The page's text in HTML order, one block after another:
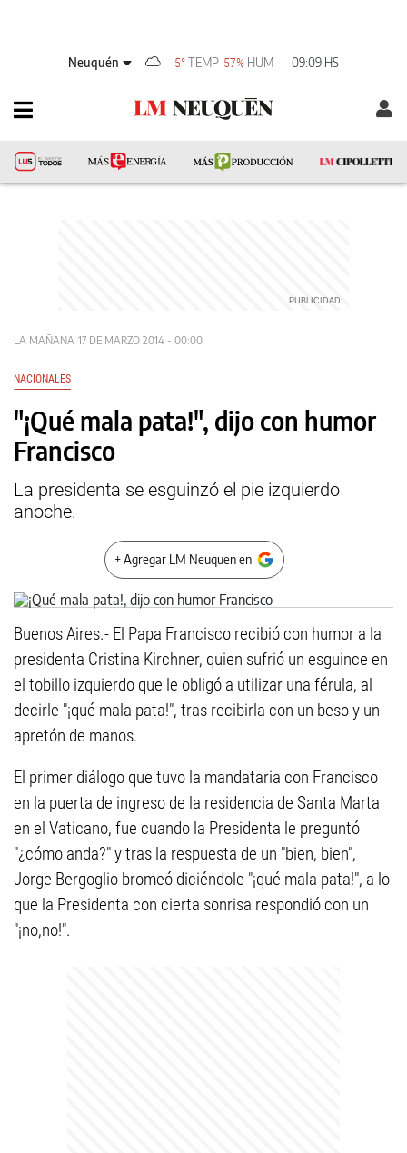
Neuquén 5° TEMP 57% HUM 09:09 HS
LA MAÑANA 17 DE MARZO 2014 - 00:00
NACIONALES
"¡Qué mala pata!", dijo con humor
Francisco
La presidenta se esguinzó el pie izquierdo
anoche.
+ Agregar LM Neuquen en
Buenos Aires.- El Papa Francisco recibió con humor a la
presidenta Cristina Kirchner, quien sufrió un esguince en
el tobillo izquierdo que le obligó a utilizar una férula, al
decirle "¡qué mala pata!", tras recibirla con un beso y un
apretón de manos.
El primer diálogo que tuvo la mandataria con Francisco
en la puerta de ingreso de la residencia de Santa Marta
en el Vaticano, fue cuando la Presidenta le preguntó
"¿cómo anda?" y tras la respuesta de un "bien, bien",
Jorge Bergoglio bromeó diciéndole "¡qué mala pata!", a lo
que la Presidenta con cierta sonrisa respondió con un
"¡no,no!".